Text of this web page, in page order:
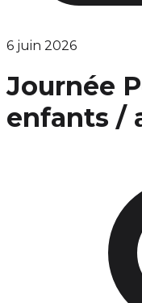
6 juin 2026
Journée
enfants /